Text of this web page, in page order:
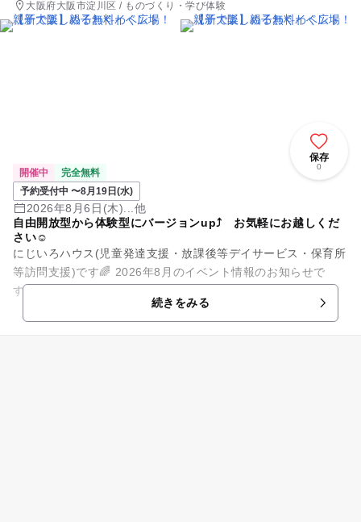
大阪府大阪市淀川区 / ものづくり・学び体験
保存
0
開催中
完全無料
予約受付中 〜8月19日(水)
2026年8月6日(木)...他
自由開放型から体験型にバージョンup⤴ お気軽にお越しくだ
さい☺
にじいろハウス(児童発達支援・放課後等デイサービス・保育所
等訪問支援)です🌈 2026年8月のイベント情報のお知らせで
続きをみる